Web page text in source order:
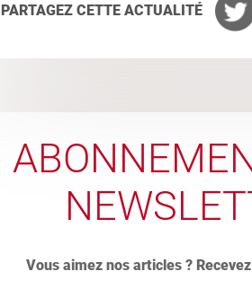
PARTAGEZ CETTE ACTUALITÉ
Vous aimez nos articles ?